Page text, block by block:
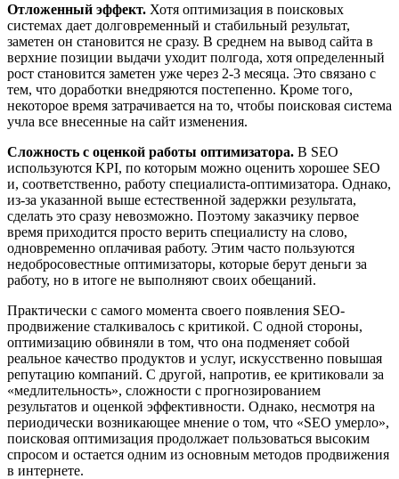
Отложенный эффект. Хотя оптимизация в поисковых
системах дает долговременный и стабильный результат,
заметен он становится не сразу. В среднем на вывод сайта в
верхние позиции выдачи уходит полгода, хотя определенный
рост становится заметен уже через 2-3 месяца. Это связано с
тем, что доработки внедряются постепенно. Кроме того,
некоторое время затрачивается на то, чтобы поисковая система
учла все внесенные на сайт изменения.
Сложность с оценкой работы оптимизатора. В SEO
используются KPI, по которым можно оценить хорошее SEO
и, соответственно, работу специалиста-оптимизатора. Однако,
из-за указанной выше естественной задержки результата,
сделать это сразу невозможно. Поэтому заказчику первое
время приходится просто верить специалисту на слово,
одновременно оплачивая работу. Этим часто пользуются
недобросовестные оптимизаторы, которые берут деньги за
работу, но в итоге не выполняют своих обещаний.
Практически с самого момента своего появления SEO-
продвижение сталкивалось с критикой. С одной стороны,
оптимизацию обвиняли в том, что она подменяет собой
реальное качество продуктов и услуг, искусственно повышая
репутацию компаний. С другой, напротив, ее критиковали за
«медлительность», сложности с прогнозированием
результатов и оценкой эффективности. Однако, несмотря на
периодически возникающее мнение о том, что «SEO умерло»,
поисковая оптимизация продолжает пользоваться высоким
спросом и остается одним из основным методов продвижения
в интернете.